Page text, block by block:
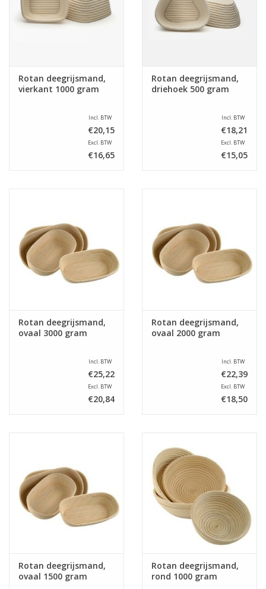
Rotan deegrijsmand,
vierkant 1000 gram
Incl. BTW
€20,15
Excl. BTW
€16,65
Rotan deegrijsmand,
driehoek 500 gram
Incl. BTW
€18,21
Excl. BTW
€15,05
Rotan deegrijsmand,
ovaal 3000 gram
Incl. BTW
€25,22
Excl. BTW
€20,84
Rotan deegrijsmand,
ovaal 2000 gram
Incl. BTW
€22,39
Excl. BTW
€18,50
Rotan deegrijsmand,
ovaal 1500 gram
Rotan deegrijsmand,
rond 1000 gram